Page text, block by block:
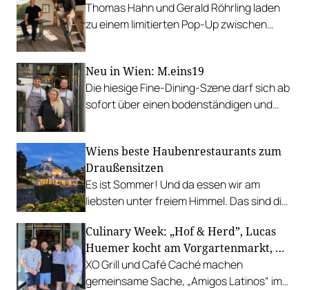
Thomas Hahn und Gerald Röhrling laden
zu einem limitierten Pop-Up zwischen
Neu in Wien: M.eins19
Die hiesige Fine-Dining-Szene darf sich ab
sofort über einen bodenständigen und
Wiens beste Haubenrestaurants zum
Draußensitzen
Es ist Sommer! Und da essen wir am
liebsten unter freiem Himmel. Das sind die
Gastgarten.
Culinary Week: „Hof & Herd”, Lucas
Huemer kocht am Vorgartenmarkt, …
XO Grill und Café Caché machen
gemeinsame Sache, „Amigos Latinos“ im